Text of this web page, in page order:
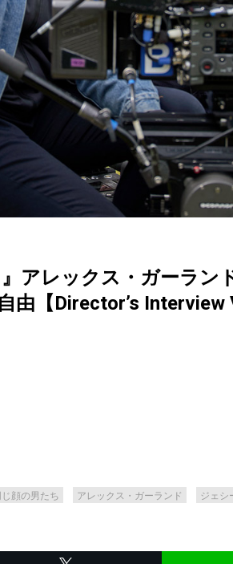
』アレックス・ガーラ
由【Director’s Interview
じ顔の男たち アレックス・ガーランド ジェシ